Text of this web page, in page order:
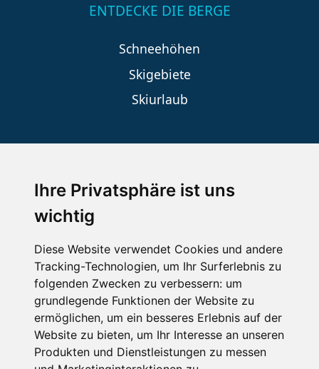
Ihre Privatsphäre ist uns
wichtig
Diese Website verwendet Cookies und andere
Tracking-Technologien, um Ihr Surferlebnis zu
folgenden Zwecken zu verbessern: um
grundlegende Funktionen der Website zu
ermöglichen, um ein besseres Erlebnis auf der
Website zu bieten, um Ihr Interesse an unseren
Produkten und Dienstleistungen zu messen
ENTDECKE DIE BERGE
Schneehöhen
Skigebiete
Skiurlaub
Wellness
SCHNEEHÖHEN SKI APP
Die Schneehoehen Ski APP für iOS und Android - Ein